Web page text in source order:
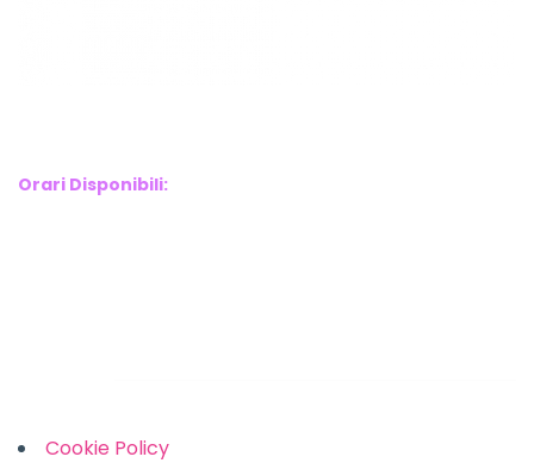
Orari Disponibili:
Cookie Policy